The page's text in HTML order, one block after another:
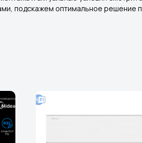
подскажем оптимальное решение